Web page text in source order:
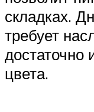
складках.
требует
достаточно
цвета.